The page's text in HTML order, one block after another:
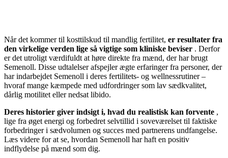
Når det kommer til kosttilskud til mandlig fertilitet, er resultater fra
den virkelige verden lige så vigtige som kliniske beviser . Derfor
er det utroligt værdifuldt at høre direkte fra mænd, der har brugt
Semenoll. Disse udtalelser afspejler ægte erfaringer fra personer, der
har indarbejdet Semenoll i deres fertilitets- og wellnessrutiner –
hvoraf mange kæmpede med udfordringer som lav sædkvalitet,
dårlig motilitet eller nedsat libido.
Deres historier giver indsigt i, hvad du realistisk kan forvente ,
lige fra øget energi og forbedret selvtillid i soveværelset til faktiske
forbedringer i sædvolumen og succes med partnerens undfangelse.
Læs videre for at se, hvordan Semenoll har haft en positiv
indflydelse på mænd som dig.